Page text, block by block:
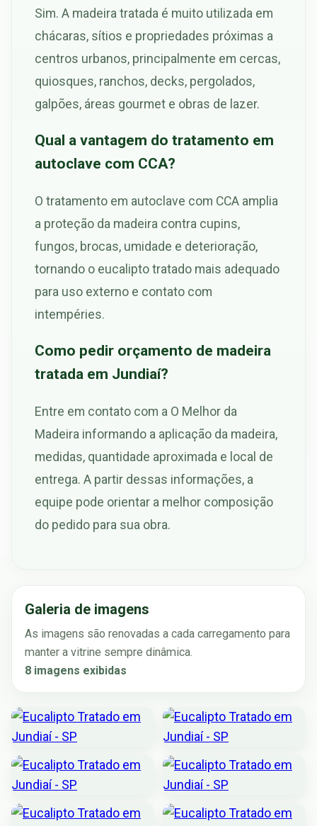
Sim. A madeira tratada é muito utilizada em
chácaras, sítios e propriedades próximas a
centros urbanos, principalmente em cercas,
quiosques, ranchos, decks, pergolados,
galpões, áreas gourmet e obras de lazer.
Qual a vantagem do tratamento em
autoclave com CCA?
O tratamento em autoclave com CCA amplia
a proteção da madeira contra cupins,
fungos, brocas, umidade e deterioração,
tornando o eucalipto tratado mais adequado
para uso externo e contato com
intempéries.
Como pedir orçamento de madeira
tratada em Jundiaí?
Entre em contato com a O Melhor da
Madeira informando a aplicação da madeira,
medidas, quantidade aproximada e local de
entrega. A partir dessas informações, a
equipe pode orientar a melhor composição
do pedido para sua obra.
Galeria de imagens
As imagens são renovadas a cada carregamento para
manter a vitrine sempre dinâmica.
8 imagens exibidas